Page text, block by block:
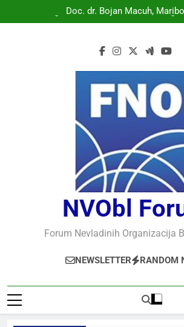
SLOVENAČKOM
Doc. dr. Bojan Macuh,
OBILJEŽAVANJE 30 GODINA
Prof.dr Vaso Bojanić, MOGU LI
Doc. dr. Bojan Macuh, Maribor,
SLOVENAČKOM
Doc. dr. Bojan Macuh,
RAZVOJA DEFENDOLOGIJE – POGLED IZ
NVObl
Forum Nevladinih Organizacija
NEWSLETTER RANDOM